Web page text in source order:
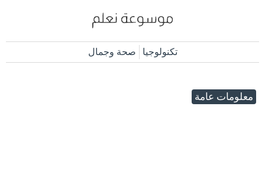
تكنولوجيا صحة وجمال
معلومات عامة